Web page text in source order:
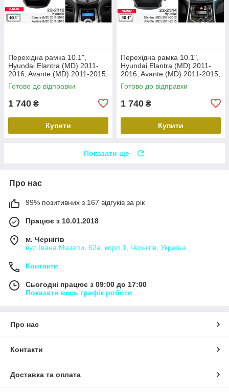
Перехідна рамка 10.1",
Hyundai Elantra (MD) 2011-
2016, Avante (MD) 2011-2015,
Carav 22-2312
Готово до відправки
1 740 ₴
Купити
Перехідна рамка 10.1",
Hyundai Elantra (MD) 2011-
2016, Avante (MD) 2011-2015,
Carav 22-2314
Готово до відправки
1 740 ₴
Купити
Показати ще
Про нас
99% позитивних з 167 відгуків за рік
Працює з 10.01.2018
м. Чернігів
вул.Івана Мазепи, 62а, корп.1, Чернігів, Україна
Контакти
Сьогодні працює з 09:00 до 17:00
Показати весь графік роботи
Про нас
Контакти
Доставка та оплата